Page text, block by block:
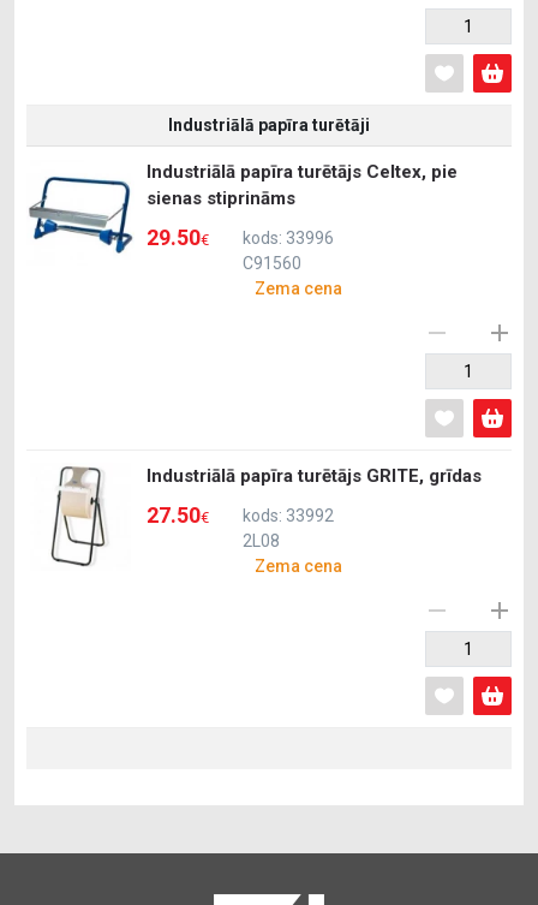
Industriālā papīra turētāji
Industriālā papīra turētājs Celtex, pie
sienas stiprināms
29.50€
kods: 33996
C91560
Zema cena
Industriālā papīra turētājs GRITE, grīdas
27.50€
kods: 33992
2L08
Zema cena